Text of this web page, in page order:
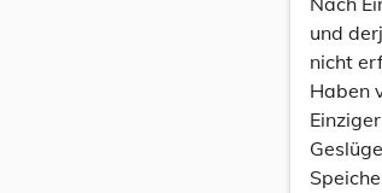
und
nicht
Haben